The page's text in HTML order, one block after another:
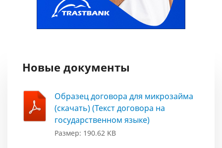
Новые документы
Образец договора для микрозайма
(скачать) (Текст договора на
государственном языке)
Размер: 190.62 KB